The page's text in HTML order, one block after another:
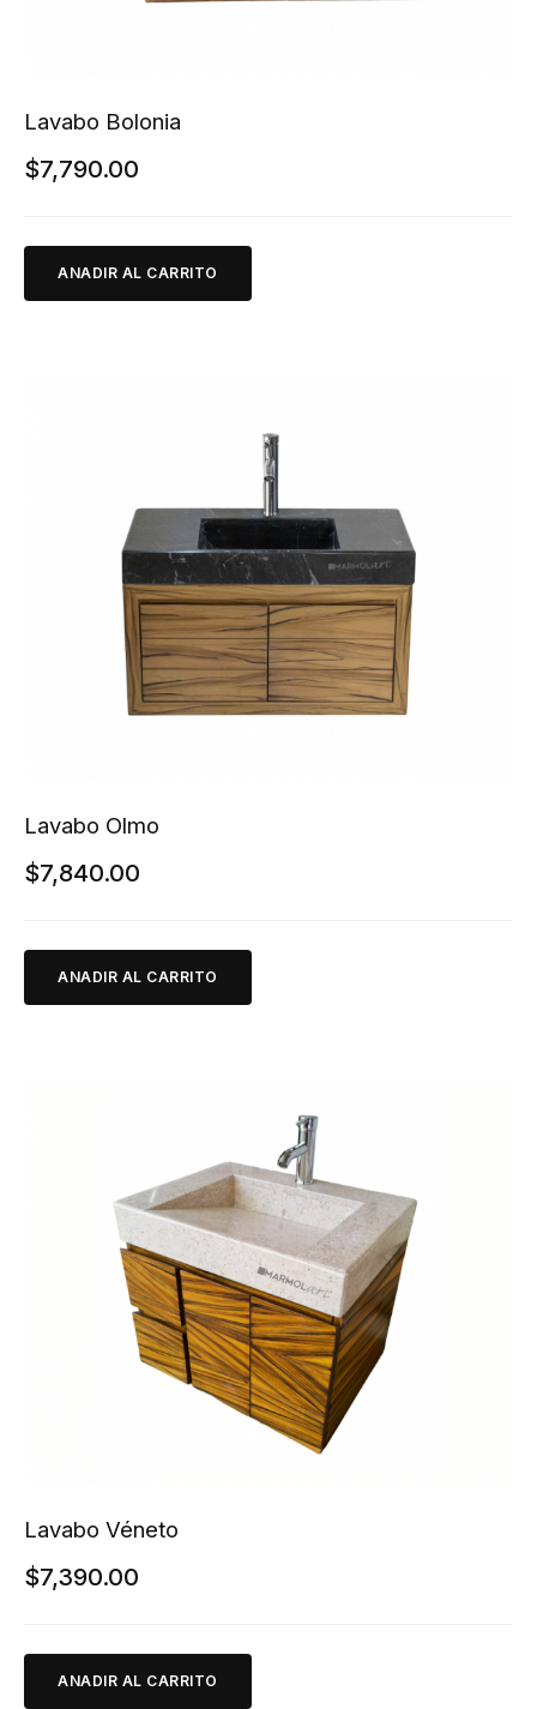
Lavabo Bolonia
$7,790.00
ANADIR AL CARRITO
Lavabo Olmo
$7,840.00
ANADIR AL CARRITO
Lavabo Véneto
$7,390.00
ANADIR AL CARRITO